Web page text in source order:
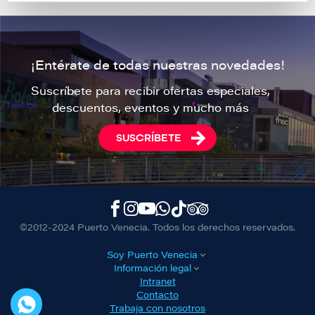
¡Entérate de todas nuestras novedades!
Suscríbete para recibir ofertas especiales,
descuentos, eventos y mucho más
SUSCRÍBETE
©2012-2024 Puerto Venecia. Todos los derechos reservados.
Soy Puerto Venecia
Información legal
Intranet
Contacto
Trabaja con nosotros